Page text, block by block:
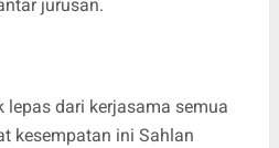
jurusan.
lepas dari kerjasama semua
kesempatan ini Sahlan